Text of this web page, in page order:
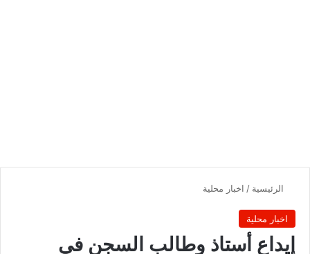
الرئيسية / اخبار محلية
اخبار محلية
إيداع أستاذ وطالب السجن في